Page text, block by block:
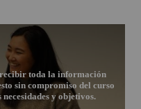
recibir toda la información
sin compromiso del curso
y objetivos.